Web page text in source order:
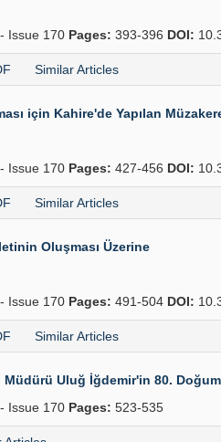
Issue 170 Pages: 393-396 DOI:
Similar Articles
için Kahire'de Yapılan
Issue 170 Pages: 427-456 DOI:
Similar Articles
Oluşması Üzerine
Issue 170 Pages: 491-504 DOI:
Similar Articles
Uluğ İğdemir'in 80.
Issue 170 Pages: 523-535